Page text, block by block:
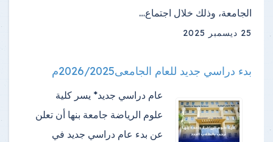
الجامعة، وذلك خلال اجتماع…
25 ديسمبر 2025
بدء دراسي جديد للعام الجامعى2026/2025م
عام دراسي جديد* يسر كلية
علوم الرياضة جامعة بنها أن تعلن
عن بدء عام دراسي جديد في